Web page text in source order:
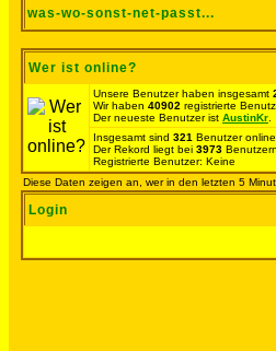
was-wo-sonst-net-passt...
Wer ist online?
Unsere Benutzer haben insgesamt
Wir haben 40902 registrierte
Der neueste Benutzer ist AustinKr
Insgesamt sind 321 Benutzer
Der Rekord liegt bei 3973
Registrierte Benutzer: Keine
Diese Daten zeigen an, wer in den letzten 5
Login